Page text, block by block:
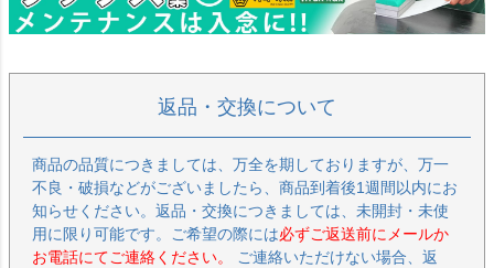
返品・交換について
商品の品質につきましては、万全を期しておりますが、万一
不良・破損などがございましたら、商品到着後1週間以内にお
知らせください。返品・交換につきましては、未開封・未使
用に限り可能です。ご希望の際には必ずご返送前にメールか
お電話にてご連絡ください。
ご連絡いただけない場合、返